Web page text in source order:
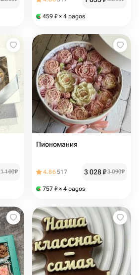
459 ₽ × 4 pagos
1 100₽
Пиономания
4.86517 3 028₽3 090₽
757 ₽ × 4 pagos